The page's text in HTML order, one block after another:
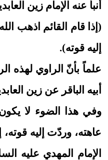
أنبأ عنه الإمام زين
(إذا قام القائم اذهب
إليه قوته).
علماً بأنّ الراوي لهذه
أبيه الباقر عن زين
وفي هذا الضوء لا
عاهته، وردّت إليه قوته،
الإمام المهدي عليه